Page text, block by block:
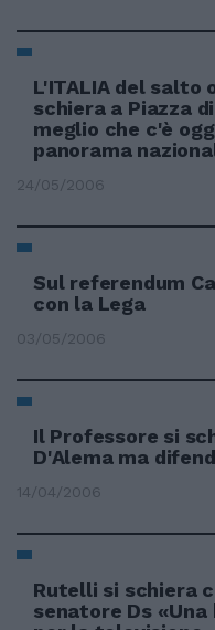
L'ITALIA del salto
schiera a Piazza
meglio che c'è
panorama
24/05/2006
Sul referendum
con la Lega
03/05/2006
Il Professore si
D'Alema ma
14/04/2006
Rutelli si schiera
senatore Ds